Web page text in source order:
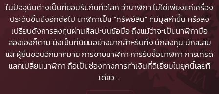
ในปัจจุบันต่างเป็นที่ยอมรับกันทั่วโลก ว่านาฬิกา ไม่ใช่เพียงแค่เครื่อง
ประดับชิ้นนึงอีกต่อไป นาฬิกาเป็น "ทรัพย์สิน" ที่มีมูลค่าขึ้น หรือลง
เปรียบดังการลงทุนผ่านศิลปะบนข้อมือ ถึงแม้ว่าจะเป็นนาฬิกามือ
สองเองก็ตาม ยังเป็นที่นิยมอย่างมากสำหรับทั้ง นักลงทุน นักสะสม
และผู้ชื่นชอบอีกมากมายการขายนาฬิกา การรับซื้อนาฬิกา การเทรด
แลกเปลี่ยนนาฬิกา ถือเป็นช่องทางการทำเงินที่ดีเยี่ยมในยุคนี้เลยที
เดียว...